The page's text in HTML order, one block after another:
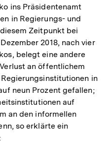
ins Präsidentenamt
in Regierungs- und
Zeitpunkt bei
2018, nach vier
belegt eine andere
an öffentlichem
in
neun Prozent gefallen;
auf
an den informellen
so erklärte ein